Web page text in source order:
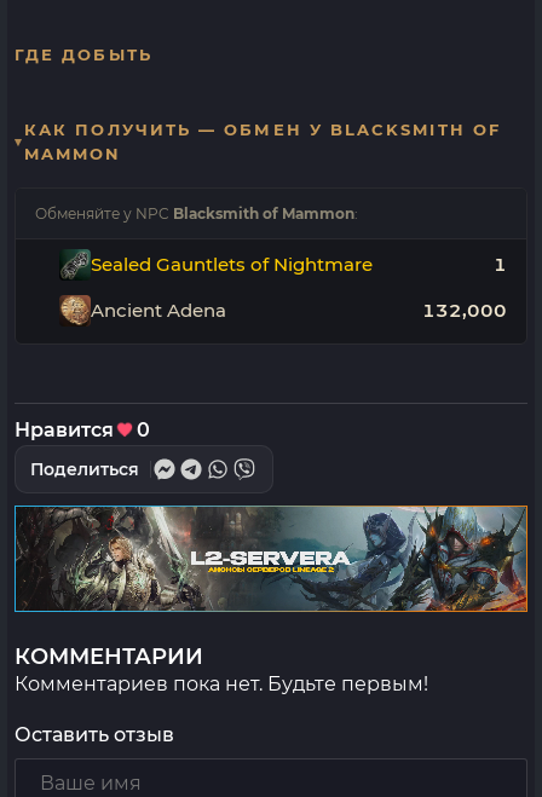
ГДЕ ДОБЫТЬ
КАК ПОЛУЧИТЬ — ОБМЕН У BLACKSMITH OF
MAMMON
Обменяйте у NPC Blacksmith of Mammon:
Sealed Gauntlets of Nightmare 1
Ancient Adena 132,000
Нравится 0
Поделиться
КОММЕНТАРИИ
Комментариев пока нет. Будьте первым!
Оставить отзыв